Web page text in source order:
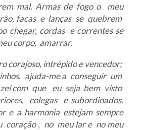
mal. Armas de fogo o meu
facas e lanças se quebrem
chegar, cordas e correntes se
corpo, amarrar.
corajoso, intrépido e vencedor;
ajuda-me a conseguir um
com que eu seja bem visto
colegas e subordinados.
e a harmonia estejam sempre
coração , no meu lar e no meu